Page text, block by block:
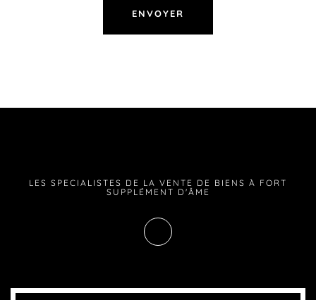
LES SPECIALISTES DE LA VENTE DE BIENS À FORT
SUPPLÉMENT D'ÂME